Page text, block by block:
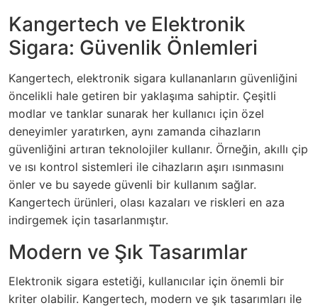
Kangertech ve Elektronik
Sigara: Güvenlik Önlemleri
Kangertech, elektronik sigara kullananların güvenliğini
öncelikli hale getiren bir yaklaşıma sahiptir. Çeşitli
modlar ve tanklar sunarak her kullanıcı için özel
deneyimler yaratırken, aynı zamanda cihazların
güvenliğini artıran teknolojiler kullanır. Örneğin, akıllı çip
ve ısı kontrol sistemleri ile cihazların aşırı ısınmasını
önler ve bu sayede güvenli bir kullanım sağlar.
Kangertech ürünleri, olası kazaları ve riskleri en aza
indirgemek için tasarlanmıştır.
Modern ve Şık Tasarımlar
Elektronik sigara estetiği, kullanıcılar için önemli bir
kriter olabilir. Kangertech, modern ve şık tasarımları ile